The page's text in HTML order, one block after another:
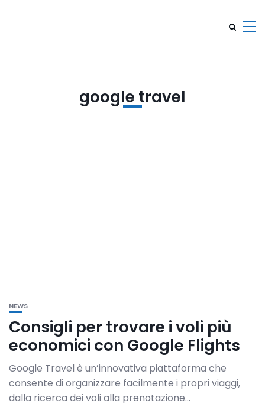
google travel
NEWS
Consigli per trovare i voli più
economici con Google Flights
Google Travel è un’innovativa piattaforma che
consente di organizzare facilmente i propri viaggi,
dalla ricerca dei voli alla prenotazione...